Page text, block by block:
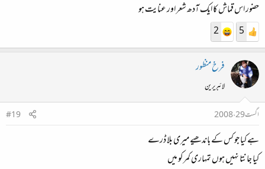
حضور اس قماش کا ایک آدھ شعر اور عنایت ہو
5
2
فرخ منظور
لائبریرین
اگست 29، 2008
#19
ہے کیا جو کس کے باندھیے میری بلا ڈرے
کیا جانتا نہیں ہوں تمہاری کمر کو میں